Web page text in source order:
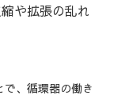
縮や拡張の乱れ
、循環器の働き